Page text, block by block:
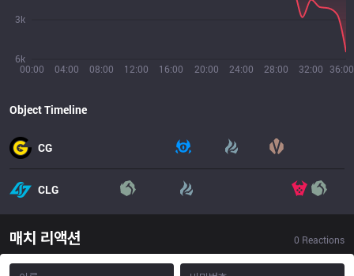
00:00 04:00 08:00 12:00 16:00 20:00 24:00 28:00 32:00 36:00
6k
3k
Object Timeline
CG
CLG
매치 리액션 0 Reactions